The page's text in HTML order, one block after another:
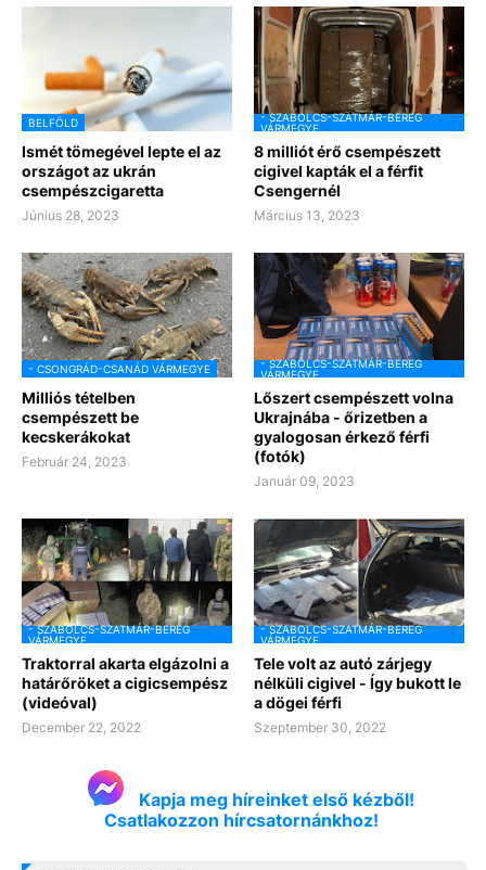
BELFÖLD
Ismét tömegével lepte el az
országot az ukrán
csempészcigaretta
Június 28, 2023
- SZABOLCS-SZATMÁR-BEREG
VÁRMEGYE
8 milliót érő csempészett
cigivel kapták el a férfit
Csengernél
Március 13, 2023
- CSONGRÁD-CSANÁD VÁRMEGYE
Milliós tételben
csempészett be
kecskerákokat
Február 24, 2023
- SZABOLCS-SZATMÁR-BEREG
VÁRMEGYE
Lőszert csempészett volna
Ukrajnába - őrizetben a
gyalogosan érkező férfi
(fotók)
Január 09, 2023
- SZABOLCS-SZATMÁR-BEREG
VÁRMEGYE
Traktorral akarta elgázolni a
határőröket a cigicsempész
(videóval)
December 22, 2022
- SZABOLCS-SZATMÁR-BEREG
VÁRMEGYE
Tele volt az autó zárjegy
nélküli cigivel - Így bukott le
a dögei férfi
Szeptember 30, 2022
Kapja meg híreinket első kézből!
Csatlakozzon hírcsatornánkhoz!